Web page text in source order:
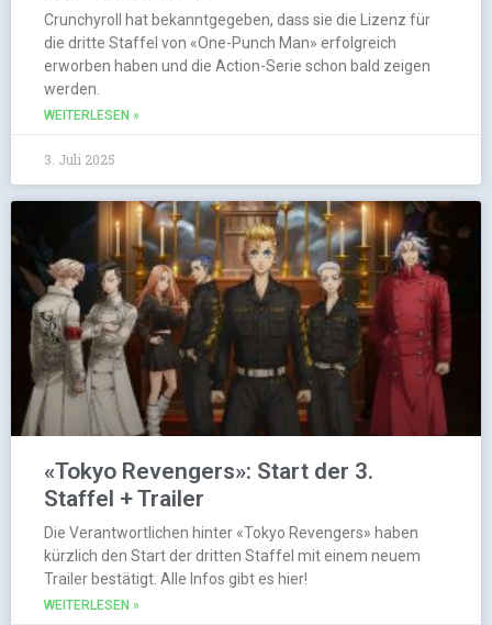
Crunchyroll hat bekanntgegeben, dass sie die Lizenz für
die dritte Staffel von «One-Punch Man» erfolgreich
erworben haben und die Action-Serie schon bald zeigen
werden.
WEITERLESEN »
3. Juli 2025
«Tokyo Revengers»: Start der 3.
Staffel + Trailer
Die Verantwortlichen hinter «Tokyo Revengers» haben
kürzlich den Start der dritten Staffel mit einem neuem
Trailer bestätigt. Alle Infos gibt es hier!
WEITERLESEN »